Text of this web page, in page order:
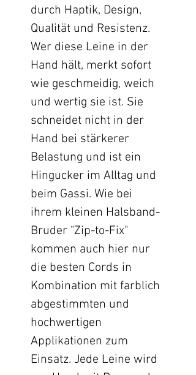
durch Haptik, Design,
Qualität und Resistenz.
Wer diese Leine in der
Hand hält, merkt sofort
wie geschmeidig, weich
und wertig sie ist. Sie
schneidet nicht in der
Hand bei stärkerer
Belastung und ist ein
Hingucker im Alltag und
beim Gassi. Wie bei
ihrem kleinen Halsband-
Bruder "Zip-to-Fix"
kommen auch hier nur
die besten Cords in
Kombination mit farblich
abgestimmten und
hochwertigen
Applikationen zum
Einsatz. Jede Leine wird